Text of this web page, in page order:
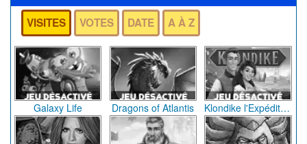
VISITES VOTES DATE A À Z
Galaxy Life Dragons of Atlantis Klondike l'Expédition perdue